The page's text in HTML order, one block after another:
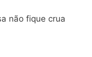
não fique crua